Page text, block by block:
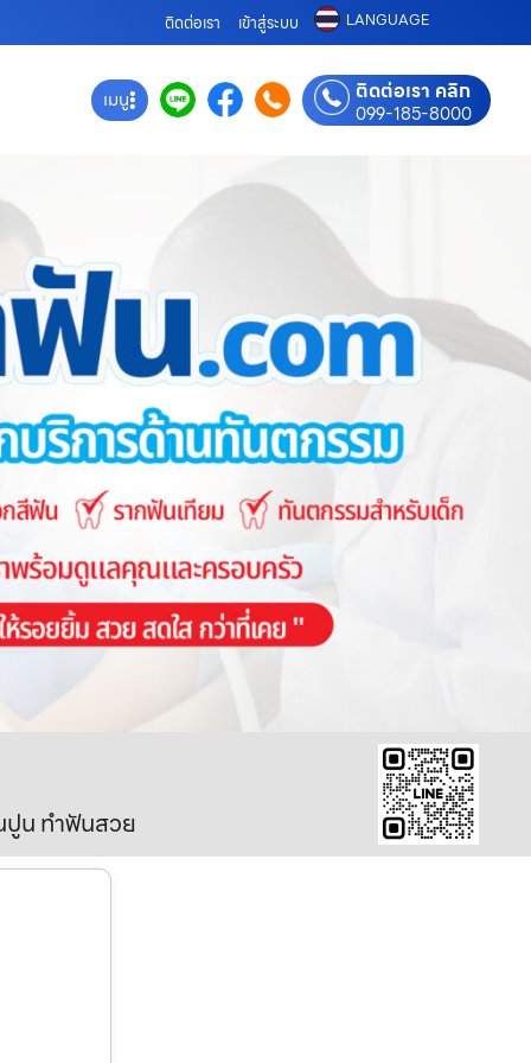
ติดต่อเรา เข้าสู่ระบบ LANGUAGE
เมนู ติดต่อเรา คลิก
099-185-8000
น ทำฟันสวย